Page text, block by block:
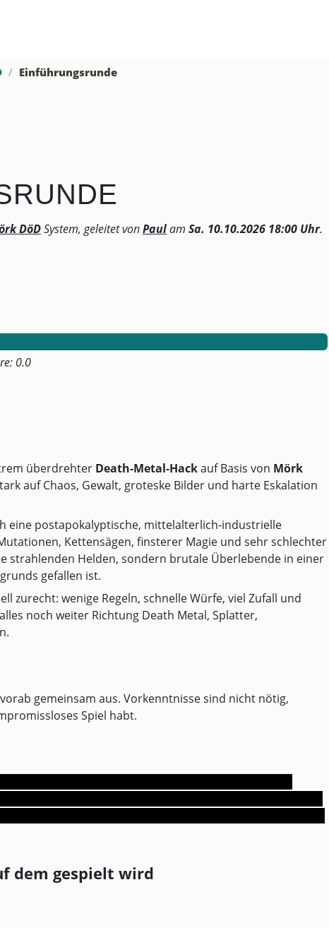
Einführungsrunde
DöDSystem, geleitet vonPaulam Sa. 10.10.2026 18:00 Uhr.
0.0
überdrehter Death-Metal-Hackauf Basis von Mörk
auf Chaos, Gewalt, groteske Bilder und harte Eskalation
eine postapokalyptische, mittelalterlich-industrielle
Kettensägen, finsterer Magie und sehr schlechter
strahlenden Helden, sondern brutale Überlebende in einer
gefallen ist.
zurecht: wenige Regeln, schnelle Würfe, viel Zufall und
noch weiter Richtung Death Metal, Splatter,
gemeinsam aus. Vorkenntnisse sind nicht nötig,
Spiel habt.
dem gespielt wird